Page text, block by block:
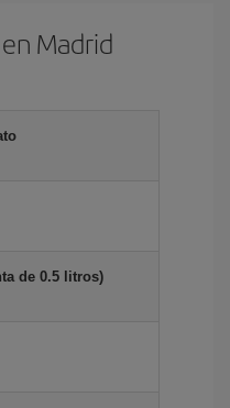
Madrid
de 0.5 litros)